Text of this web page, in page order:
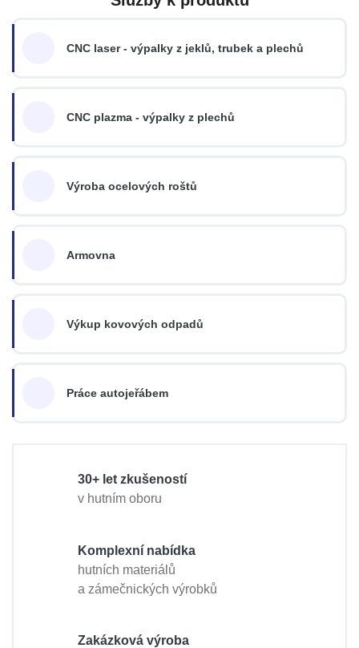
CNC laser - výpalky z jeklů, trubek a plechů
CNC plazma - výpalky z plechů
Výroba ocelových roštů
Armovna
Výkup kovových odpadů
Práce autojeřábem
30+ let zkušeností
v hutním oboru
Komplexní nabídka
hutních materiálů
a zámečnických výrobků
Zakázková výroba